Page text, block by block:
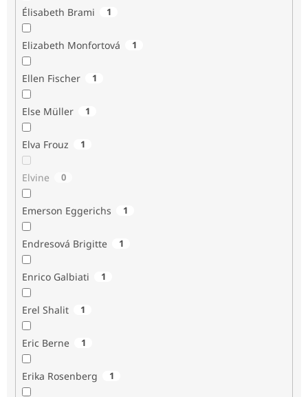
Élisabeth Brami 1
Elizabeth Monfortová 1
Ellen Fischer 1
Else Müller 1
Elva Frouz 1
Elvine 0
Emerson Eggerichs 1
Endresová Brigitte 1
Enrico Galbiati 1
Erel Shalit 1
Eric Berne 1
Erika Rosenberg 1